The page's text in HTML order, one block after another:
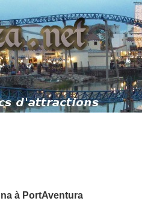
à PortAventura